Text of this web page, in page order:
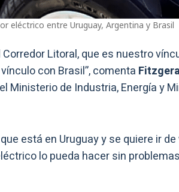
eléctrico entre Uruguay, Argentina y Brasil
Litoral, que es nuestro
con Brasil”, comenta
Ministerio de Industria, Energía y
está en Uruguay y se quiere ir
lo pueda hacer sin